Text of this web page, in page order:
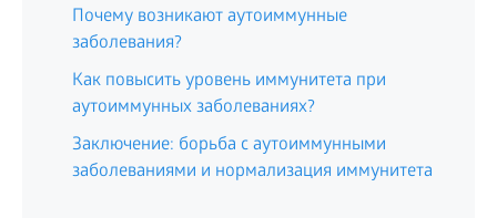
Почему возникают аутоиммунные
заболевания?
Как повысить уровень иммунитета при
аутоиммунных заболеваниях?
Заключение: борьба с аутоиммунными
заболеваниями и нормализация иммунитета